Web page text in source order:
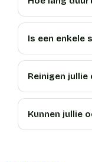
Is een enkele
Reinigen
Kunnen jullie